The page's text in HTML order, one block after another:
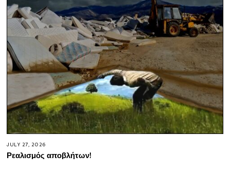
JULY 27, 2026
Ρεαλισμός αποβλήτων!